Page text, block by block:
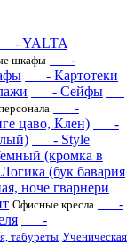
- YALTA
шкафы
-
- Картотеки
- Сейфы
-
цаво, Клен)
-
- Style
(кромка в
(бук бавария
ноче гварнери
Офисные кресла
-
-
табуреты Ученическая